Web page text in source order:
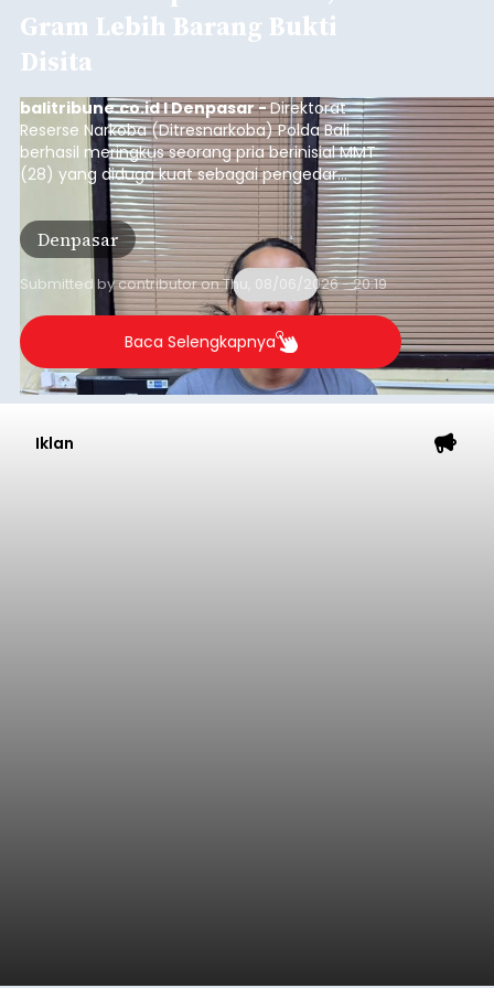
Gram Lebih Barang Bukti
Disita
balitribune.co.id I Denpasar -Direktorat
Reserse Narkoba (Ditresnarkoba) Polda Bali
berhasil meringkus seorang pria berinisial MMT
(28) yang diduga kuat sebagai pengedar
narkotika jenis sabu. Penangkapan ini dilakukan di
dua lokasi berbeda di wilayah Denpasar dan
Badung pada Selasa (4/8/2026) malam.
Denpasar
Submitted bycontributoronThu, 08/06/2026 - 20:19
Baca Selengkapnya
Iklan